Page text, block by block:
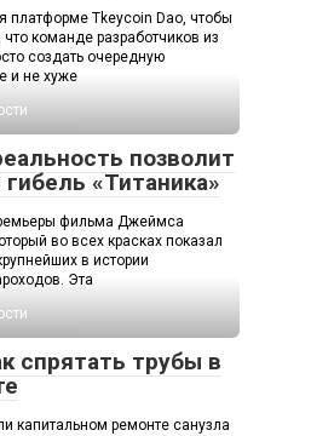
платформе Tkeycoin Dao, чтобы
команде разработчиков из
создать очередную
и не хуже
позволит
«Титаника»
фильма Джеймса
во всех красках показал
в истории
Эта
спрятать трубы в
капитальном ремонте санузла